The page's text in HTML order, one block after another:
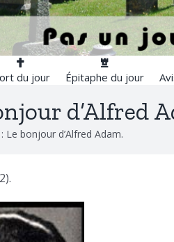
du jour Épitaphe du jour
d’Alfred
Le bonjour d’Alfred Adam.